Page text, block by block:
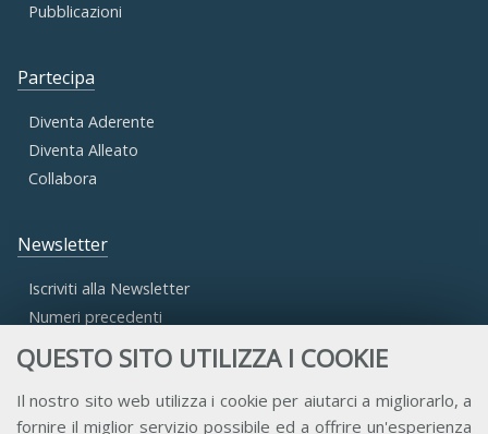
QUESTO SITO UTILIZZA I COOKIE
Il nostro sito web utilizza i cookie per aiutarci a migliorarlo, a
fornire il miglior servizio possibile ed a offrire un'esperienza
Pubblicazioni
Partecipa
Diventa Aderente
Diventa Alleato
Collabora
Newsletter
Iscriviti alla Newsletter
Numeri precedenti
Accesso Aderenti